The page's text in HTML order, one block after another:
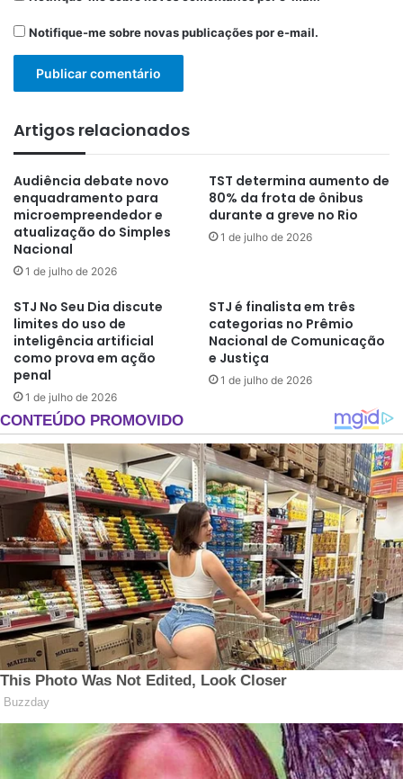
Notifique-me sobre novas publicações por e-mail.
Artigos relacionados
Audiência debate novo
enquadramento para
microempreendedor e
atualização do Simples
Nacional
1 de julho de 2026
TST determina aumento de
80% da frota de ônibus
durante a greve no Rio
1 de julho de 2026
STJ No Seu Dia discute
limites do uso de
inteligência artificial
como prova em ação
penal
1 de julho de 2026
STJ é finalista em três
categorias no Prêmio
Nacional de Comunicação
e Justiça
1 de julho de 2026